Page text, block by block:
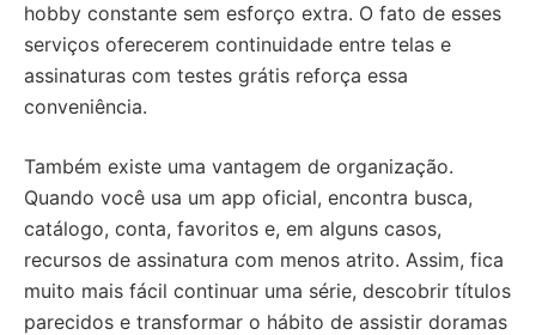
hobby constante sem esforço extra. O fato de esses
serviços oferecerem continuidade entre telas e
assinaturas com testes grátis reforça essa
conveniência.
Também existe uma vantagem de organização.
Quando você usa um app oficial, encontra busca,
catálogo, conta, favoritos e, em alguns casos,
recursos de assinatura com menos atrito. Assim, fica
muito mais fácil continuar uma série, descobrir títulos
parecidos e transformar o hábito de assistir doramas